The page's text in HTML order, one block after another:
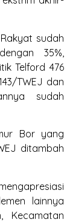
sudah
35%,
Telford 476
TWEJ dan
sudah
Bor yang
ditambah
lainnya
Kecamatan